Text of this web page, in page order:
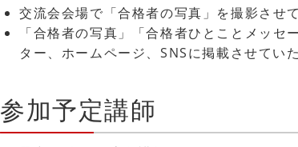
交流会会場で「合格者の写真」を撮影させ
「合格者の写真」「合格者ひとことメッセ
ター、ホームページ、SNSに掲載させてい
参加予定講師